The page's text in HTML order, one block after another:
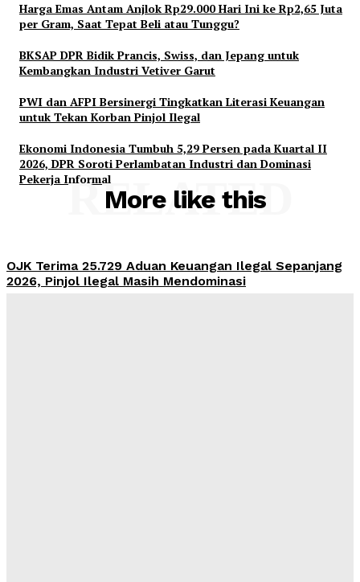
Harga Emas Antam Anjlok Rp29.000 Hari Ini ke Rp2,65 Juta
per Gram, Saat Tepat Beli atau Tunggu?
BKSAP DPR Bidik Prancis, Swiss, dan Jepang untuk
Kembangkan Industri Vetiver Garut
PWI dan AFPI Bersinergi Tingkatkan Literasi Keuangan
untuk Tekan Korban Pinjol Ilegal
Ekonomi Indonesia Tumbuh 5,29 Persen pada Kuartal II
2026, DPR Soroti Perlambatan Industri dan Dominasi
Pekerja Informal
More like this
RELATED
OJK Terima 25.729 Aduan Keuangan Ilegal Sepanjang
2026, Pinjol Ilegal Masih Mendominasi